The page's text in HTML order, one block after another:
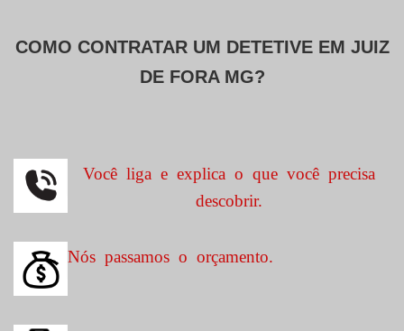
COMO CONTRATAR UM DETETIVE EM JUIZ
DE FORA MG?
Você liga e explica o que você precisa
descobrir.
Nós passamos o orçamento.